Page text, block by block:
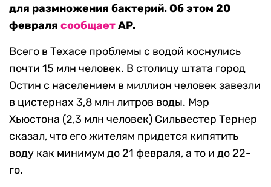
для размножения бактерий. Об этом 20
февраля сообщаетAP.
Всего в Техасе проблемы с водой коснулись
почти 15 млн человек. В столицу штата город
Остин с населением в миллион человек завезли
в цистернах 3,8 млн литров воды. Мэр
Хьюстона (2,3 млн человек) Сильвестер Тернер
сказал, что его жителям придется кипятить
воду как минимум до 21 февраля, а то и до 22-
го.